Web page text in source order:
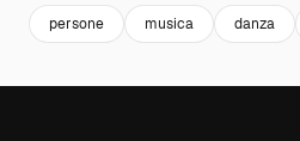
persone musica danza